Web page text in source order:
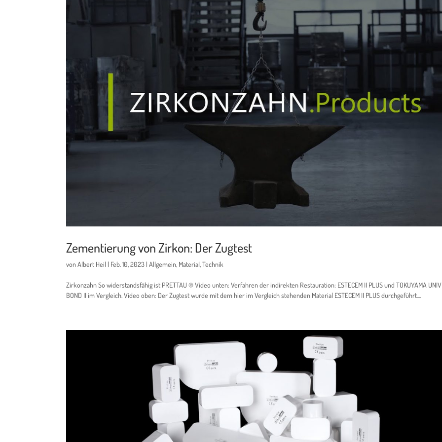
Zementierung von Zirkon: Der Zugtest
vonAlbert Heil | Feb. 10, 2023 |Allgemein, Material,Technik
Zirkonzahn So widerstandsfähig ist PRETTAU ® Video unten: Verfahren der indirekten Restauration: ESTECEM II PLUS und TOKUYAMA
BOND II im Vergleich. Video oben: Der Zugtest wurde mit dem hier im Vergleich stehenden Material ESTECEM II PLUS durchgeführt....